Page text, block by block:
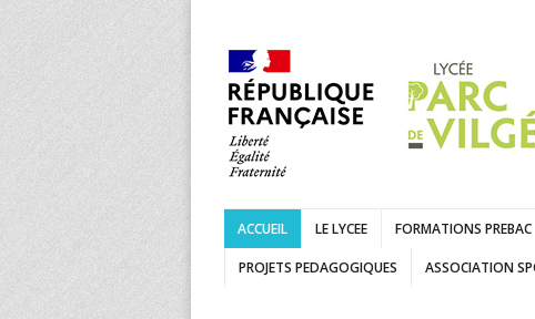
ACCUEIL LE LYCEE FORMATIONS PREBAC
PROJETS PEDAGOGIQUES ASSOCIATION